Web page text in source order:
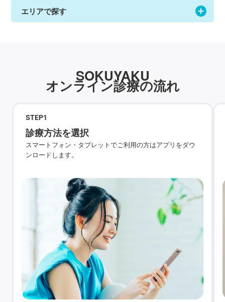
エリアで探す
SOKUYAKU
オンライン診療の流れ
STEP1
診療方法を選択
スマートフォン・タブレットでご利用の方はアプリをダウ
ンロードします。